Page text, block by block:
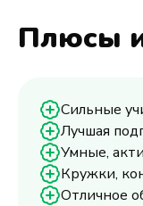
Плюсы
Сильные
Лучшая
Умные,
Кружки,
Отличное